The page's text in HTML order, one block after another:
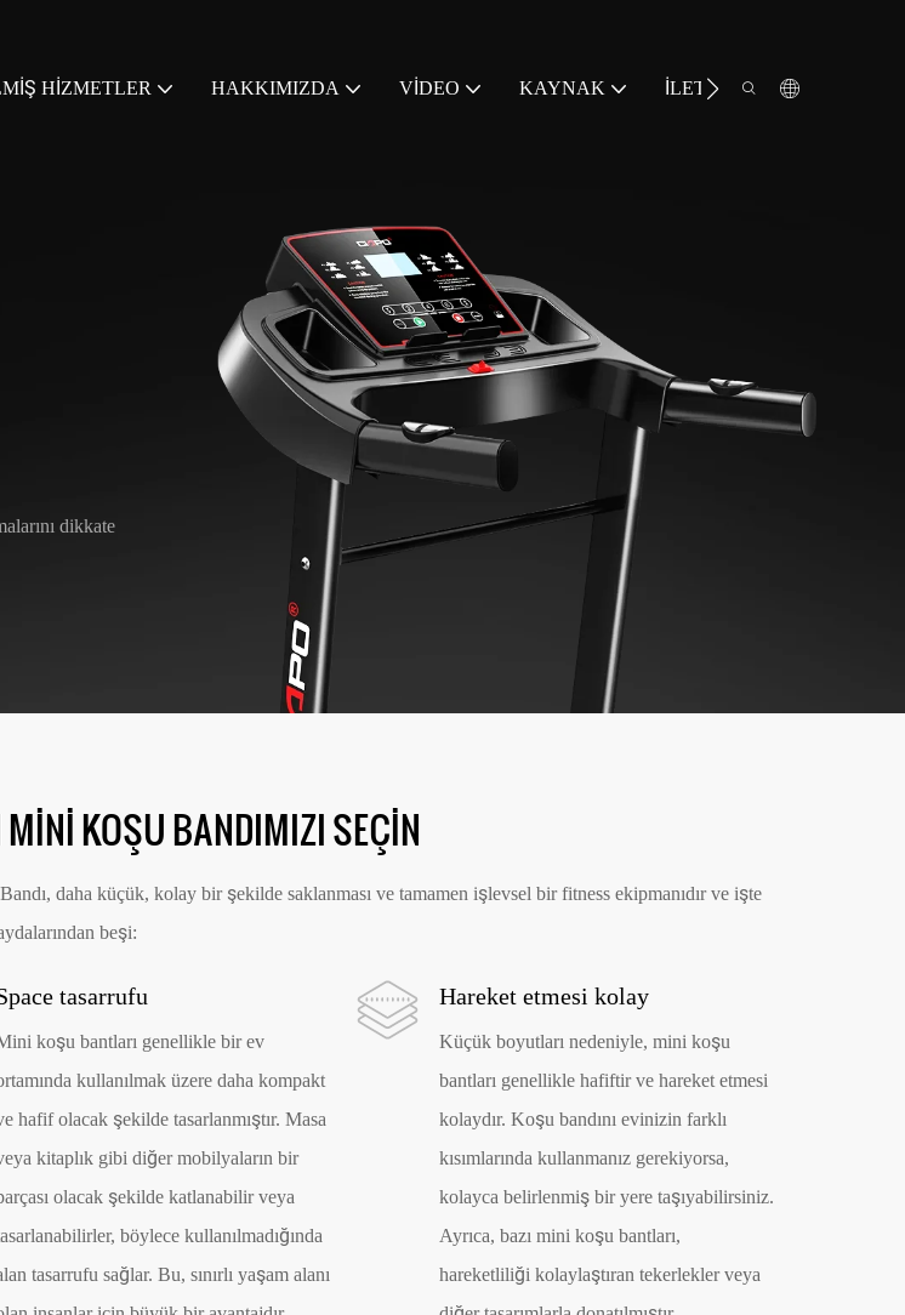
HIZMETLER HAKKIMIZDA VIDEO KAYNAK İLETIŞIM
dikkate
MINI KOŞU BANDIMIZI SEÇIN
daha küçük, kolay bir şekilde saklanması ve tamamen işlevsel bir fitness ekipmanıdır ve işte
beşi:
tasarrufu
koşu bantları genellikle bir ev
kullanılmak üzere daha kompakt
hafif olacak şekilde tasarlanmıştır. Masa
kitaplık gibi diğer mobilyaların bir
olacak şekilde katlanabilir veya
böylece kullanılmadığında
tasarrufu sağlar. Bu, sınırlı yaşam alanı
Hareket etmesi kolay
Küçük boyutları nedeniyle, mini koşu
bantları genellikle hafiftir ve hareket etmesi
kolaydır. Koşu bandını evinizin farklı
kısımlarında kullanmanız gerekiyorsa,
kolayca belirlenmiş bir yere taşıyabilirsiniz.
Ayrıca, bazı mini koşu bantları,
hareketliliği kolaylaştıran tekerlekler veya